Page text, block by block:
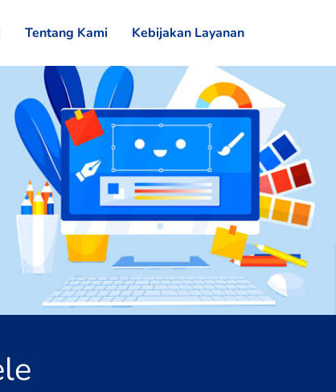
Tentang Kami Kebijakan Layanan